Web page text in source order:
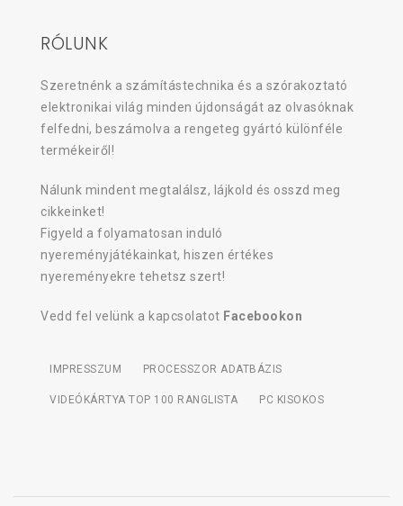
RÓLUNK
Szeretnénk a számítástechnika és a szórakoztató
elektronikai világ minden újdonságát az olvasóknak
felfedni, beszámolva a rengeteg gyártó különféle
termékeiről!
Nálunk mindent megtalálsz, lájkold és osszd meg
cikkeinket!
Figyeld a folyamatosan induló
nyereményjátékainkat, hiszen értékes
nyereményekre tehetsz szert!
Vedd fel velünk a kapcsolatot Facebookon
IMPRESSZUM PROCESSZOR ADATBÁZIS
VIDEÓKÁRTYA TOP 100 RANGLISTA PC KISOKOS